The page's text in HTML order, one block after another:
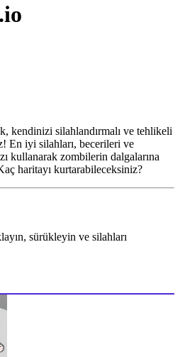
kendinizi silahlandırmalı ve tehlikeli
En iyi silahları, becerileri ve
kullanarak zombilerin dalgalarına
haritayı kurtarabileceksiniz?
sürükleyin ve silahları